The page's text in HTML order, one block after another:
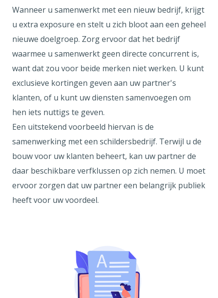
Wanneer u samenwerkt met een nieuw bedrijf, krijgt
u extra exposure en stelt u zich bloot aan een geheel
nieuwe doelgroep. Zorg ervoor dat het bedrijf
waarmee u samenwerkt geen directe concurrent is,
want dat zou voor beide merken niet werken. U kunt
exclusieve kortingen geven aan uw partner's
klanten, of u kunt uw diensten samenvoegen om
hen iets nuttigs te geven.
Een uitstekend voorbeeld hiervan is de
samenwerking met een schildersbedrijf. Terwijl u de
bouw voor uw klanten beheert, kan uw partner de
daar beschikbare verfklussen op zich nemen. U moet
ervoor zorgen dat uw partner een belangrijk publiek
heeft voor uw voordeel.